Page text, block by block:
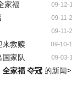
09-12-
家福
09-11-
09-11-
09-10-
来救赎
09-03-
国家队
全家福 夺冠的新闻